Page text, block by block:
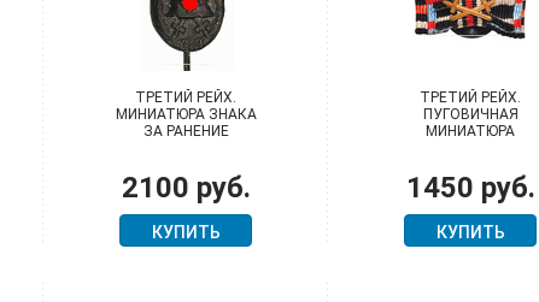
ТРЕТИЙ РЕЙХ.
МИНИАТЮРА ЗНАКА
ЗА РАНЕНИЕ
2100 руб.
КУПИТЬ
ТРЕТИЙ РЕЙХ.
ПУГОВИЧНАЯ
МИНИАТЮРА
ПЕРВОЙ МИРОВОЙ
ВОЙНЫ
1450 руб.
КУПИТЬ